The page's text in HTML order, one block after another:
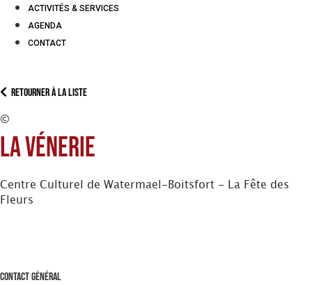
ACTIVITÉS & SERVICES
AGENDA
CONTACT
Retourner à la liste
©
La Vénerie
Centre Culturel de Watermael-Boitsfort - La Fête des
Fleurs
Contact Général